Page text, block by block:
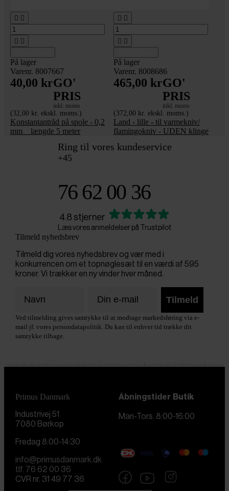
 
 
På lager
Varenr. 8007667
40,00 krGO'
PRIS
inkl. moms
(32,00 kr. ekskl. moms.)
Konstantantråd på spole - 0,2
mm _ længde 5 meter
 
 
På lager
Varenr. 8008686
465,00 krGO'
PRIS
inkl. moms
(372,00 kr. ekskl. moms.)
Land - lille - til varmekniv/
flamingokniv - UDEN klinge
Ring til vores kundeservice
+45
76 62 00 36
4.8 stjerner
Læs vores anmeldelser på Trustpilot
Tilmeld nyhedsbrev
Tilmeld dig vores nyhedsbrev og vær med i
konkurrencen om et topnøglesæt til en værdi af 595
kroner. Vi trækker en ny vinder hver måned.
Tilmeld
Ved tilmelding gives samtykke til at modtage markedsføring via e-
mail jf. vores persondatapolitik. Du kan til enhver tid trække dit
samtykke tilbage.
Primus Danmark
Industrivej 51
7080 Børkop
Åbningstider Butik
Man-Tors. 8:00-16:00
Fredag 8:00-14:30
info@primusdanmark.dk
tlf. 76 62 00 36
CVR nr. 31 49 77 36